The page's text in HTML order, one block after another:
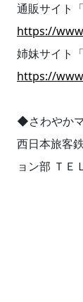
通販サイト
https://
姉妹サイト
https://
◆さわやか
西日本旅客
ョン部 ＴＥ